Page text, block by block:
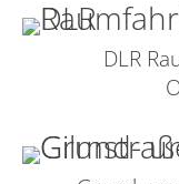
DLR